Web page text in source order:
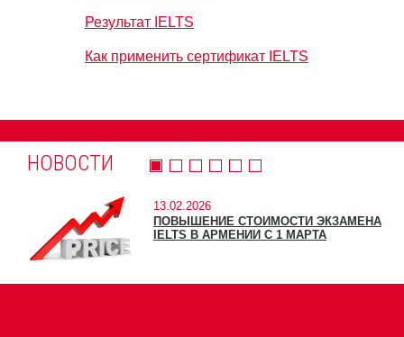
Результат IELTS
Как применить сертификат IELTS
НОВОСТИ
13.02.2026
ПОВЫШЕНИЕ СТОИМОСТИ ЭКЗАМЕНА
IELTS В АРМЕНИИ С 1 МАРТА